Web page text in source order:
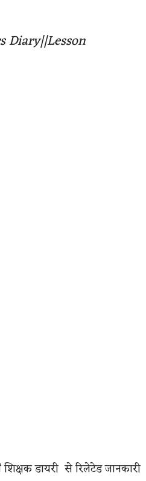
Diary||Lesson
डायरी से रिलेटेड जानकारी